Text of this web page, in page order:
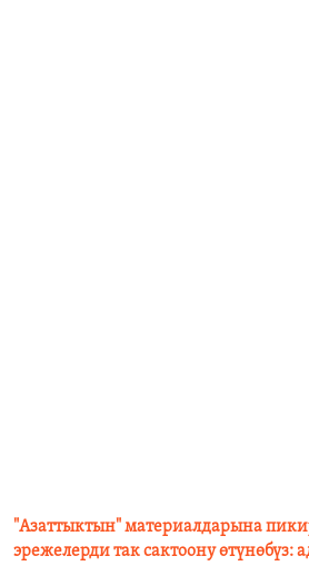
"Азаттыктын" материалдарына
эрежелерди так сактоону өтүнөбүз: